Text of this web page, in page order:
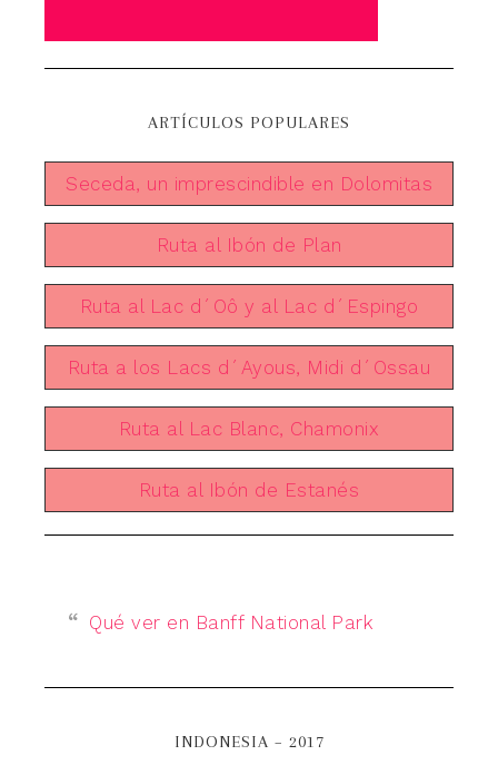
ARTÍCULOS POPULARES
Seceda, un imprescindible en Dolomitas
Ruta al Ibón de Plan
Ruta al Lac d´Oô y al Lac d´Espingo
Ruta a los Lacs d´Ayous, Midi d´Ossau
Ruta al Lac Blanc, Chamonix
Ruta al Ibón de Estanés
Qué ver en Banff National Park
INDONESIA – 2017